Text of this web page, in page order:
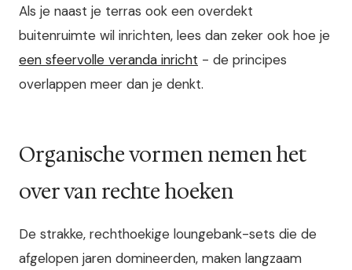
Als je naast je terras ook een overdekt
buitenruimte wil inrichten, lees dan zeker ook hoe je
een sfeervolle veranda inricht - de principes
overlappen meer dan je denkt.
Organische vormen nemen het
over van rechte hoeken
De strakke, rechthoekige loungebank-sets die de
afgelopen jaren domineerden, maken langzaam